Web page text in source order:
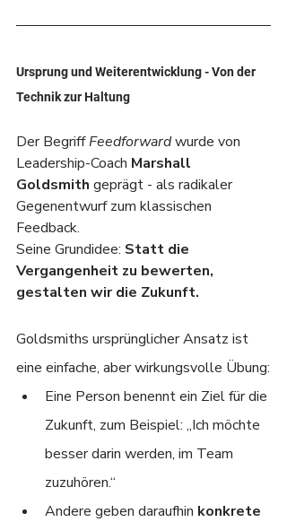
Ursprung und Weiterentwicklung - Von der
Technik zur Haltung
Der Begriff Feedforward wurde von
Leadership-Coach Marshall
Goldsmith geprägt - als radikaler
Gegenentwurf zum klassischen
Feedback.
Seine Grundidee: Statt die
Vergangenheit zu bewerten,
gestalten wir die Zukunft.
Goldsmiths ursprünglicher Ansatz ist
eine einfache, aber wirkungsvolle Übung:
Eine Person benennt ein Ziel für die
Zukunft, zum Beispiel: „Ich möchte
besser darin werden, im Team
zuzuhören.“
Andere geben daraufhin konkrete